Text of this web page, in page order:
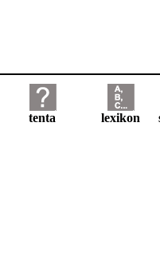
tenta lexikon